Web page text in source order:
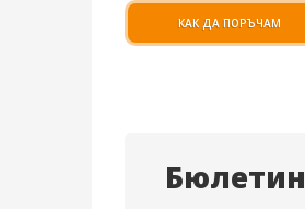
КАК ДА ПОРЪЧАМ
Бюлетин